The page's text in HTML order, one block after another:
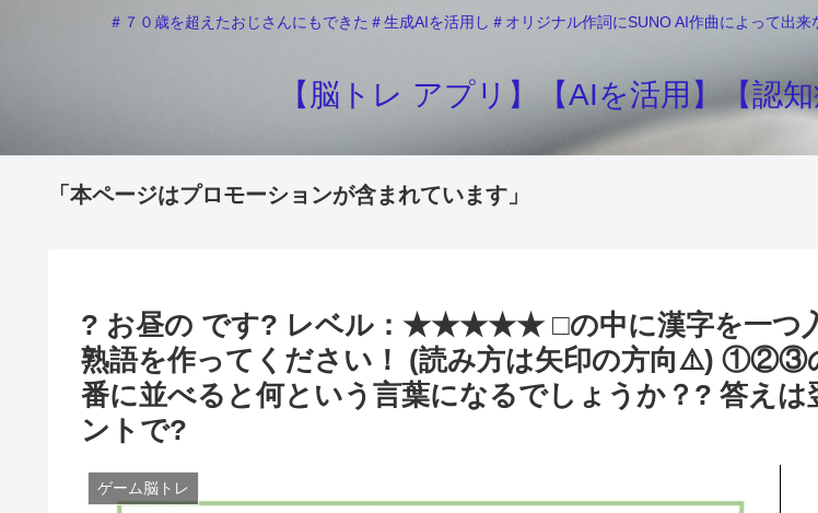
＃７０歳を超えたおじさんにもできた＃生成AIを活用し＃オリジナル作詞にSUNO AI作曲によって出
【脳トレ アプリ】【AIを活用】【認
「本ページはプロモーションが含まれています」
? お昼の です? レベル：★★★★★ □の中に漢字を一つ
熟語を作ってください！ (読み方は矢印の方向⚠️) ①②③
番に並べると何という言葉になるでしょうか？? 答えは
ントで?️
ゲーム脳トレ